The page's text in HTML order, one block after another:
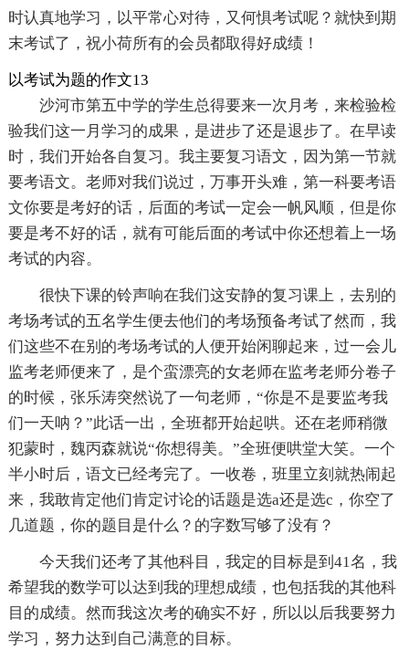
时认真地学习，以平常心对待，又何惧考试呢？就快到期
末考试了，祝小荷所有的会员都取得好成绩！
以考试为题的作文13
沙河市第五中学的学生总得要来一次月考，来检验检
验我们这一月学习的成果，是进步了还是退步了。在早读
时，我们开始各自复习。我主要复习语文，因为第一节就
要考语文。老师对我们说过，万事开头难，第一科要考语
文你要是考好的话，后面的考试一定会一帆风顺，但是你
要是考不好的话，就有可能后面的考试中你还想着上一场
考试的内容。
很快下课的铃声响在我们这安静的复习课上，去别的
考场考试的五名学生便去他们的考场预备考试了然而，我
们这些不在别的考场考试的人便开始闲聊起来，过一会儿
监考老师便来了，是个蛮漂亮的女老师在监考老师分卷子
的时候，张乐涛突然说了一句老师，“你是不是要监考我
们一天呐？”此话一出，全班都开始起哄。还在老师稍微
犯蒙时，魏丙森就说“你想得美。”全班便哄堂大笑。一个
半小时后，语文已经考完了。一收卷，班里立刻就热闹起
来，我敢肯定他们肯定讨论的话题是选a还是选c，你空了
几道题，你的题目是什么？的字数写够了没有？
今天我们还考了其他科目，我定的目标是到41名，我
希望我的数学可以达到我的理想成绩，也包括我的其他科
目的成绩。然而我这次考的确实不好，所以以后我要努力
学习，努力达到自己满意的目标。